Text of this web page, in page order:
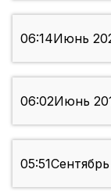
06:14Июнь
06:02Июнь
05:51